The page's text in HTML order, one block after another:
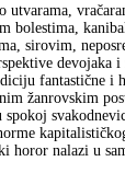
utvarama,
bolestima,
sirovim,
devojaka i
fantastične i
žanrovskim
spokoj
horor nalazi u